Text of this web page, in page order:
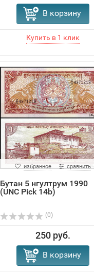
В корзину
избранное сравнить
Бутан 5 нгултрум 1990
(UNC Pick 14b)
(0)
250 руб.
В корзину